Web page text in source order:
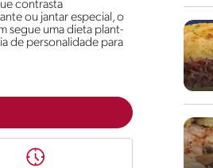
contrasta
ou jantar especial, o
segue uma dieta plant-
de personalidade para